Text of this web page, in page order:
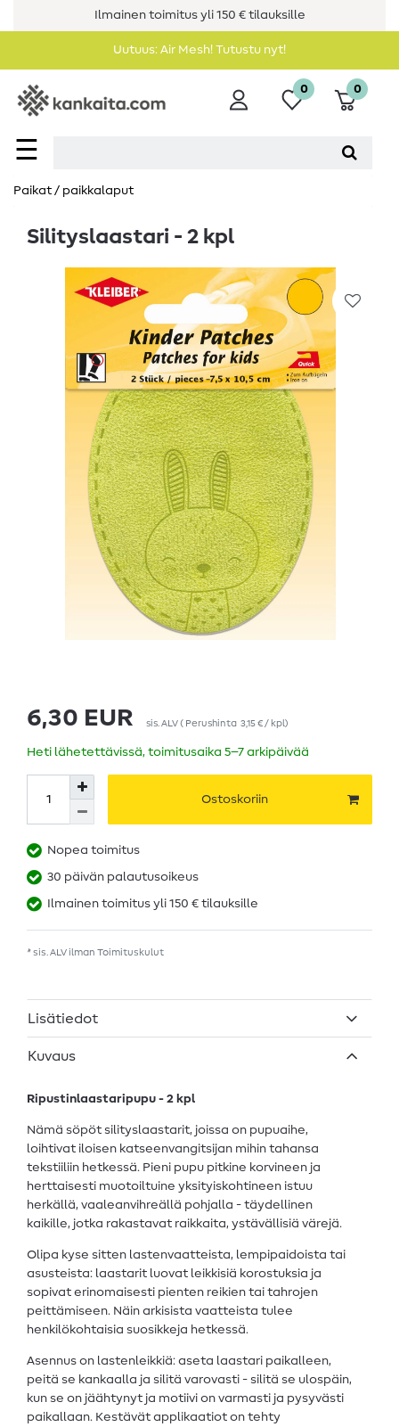
Ilmainen toimitus yli 150 € tilauksille
Uutuus: Air Mesh! Tutustu nyt!
☰
0 0
Paikat / paikkalaput
Silityslaastari - 2 kpl
6,30 EUR sis. ALV( Perushinta 3,15 € / kpl)
Heti lähetettävissä, toimitusaika 5–7 arkipäivää
Ostoskoriin
Nopea toimitus
30 päivän palautusoikeus
Ilmainen toimitus yli 150 € tilauksille
* sis. ALV ilman Toimituskulut
Lisätiedot
Kuvaus
Ripustinlaastaripupu - 2 kpl
Nämä söpöt silityslaastarit, joissa on pupuaihe,
loihtivat iloisen katseenvangitsijan mihin tahansa
tekstiiliin hetkessä. Pieni pupu pitkine korvineen ja
herttaisesti muotoiltuine yksityiskohtineen istuu
herkällä, vaaleanvihreällä pohjalla - täydellinen
kaikille, jotka rakastavat raikkaita, ystävällisiä värejä.
Olipa kyse sitten lastenvaatteista, lempipaidoista tai
asusteista: laastarit luovat leikkisiä korostuksia ja
sopivat erinomaisesti pienten reikien tai tahrojen
peittämiseen. Näin arkisista vaatteista tulee
henkilökohtaisia suosikkeja hetkessä.
Asennus on lastenleikkiä: aseta laastari paikalleen,
peitä se kankaalla ja silitä varovasti - silitä se ulospäin,
kun se on jäähtynyt ja motiivi on varmasti ja pysyvästi
paikallaan. Kestävät applikaatiot on tehty